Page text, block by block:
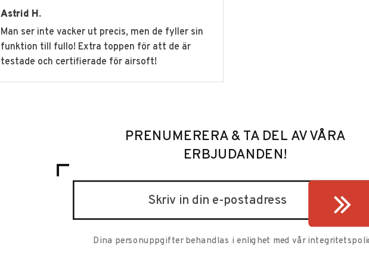
Astrid H.
Man ser inte vacker ut precis, men de fyller sin
funktion till fullo! Extra toppen för att de är
testade och certifierade för airsoft!
PRENUMERERA & TA DEL AV VÅRA
ERBJUDANDEN!
Dina personuppgifter behandlas i enlighet med vår